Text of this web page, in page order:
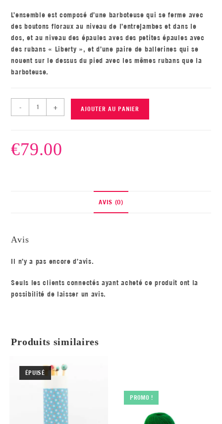
L’ensemble est composé d’une barboteuse qui se ferme avec
des boutons floraux au niveau de l’entrejambes et dans le
dos, et au niveau des épaules aves des petites épaules avec
des rubans « Liberty », et d’une paire de ballerines qui se
nouent sur le dessus du pied avec les mêmes rubans que la
barboteuse.
- + AJOUTER AU PANIER
€79.00
AVIS (0)
Avis
Il n’y a pas encore d’avis.
Seuls les clients connectés ayant acheté ce produit ont la
possibilité de laisser un avis.
Produits similaires
ÉPUISÉ
PROMO !